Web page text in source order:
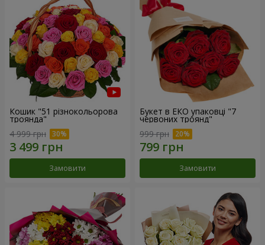
Кошик "51 різнокольорова
троянда"
4 999 грн
Замовити
Букет в ЕКО упаковці "7
червоних троянд"
999 грн
Замовити